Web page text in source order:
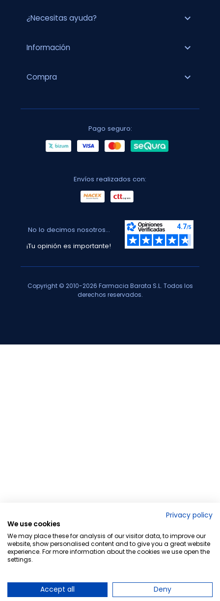
¿Necesitas ayuda? expand_more
Información expand_more
Compra expand_more
Pago seguro:
Envíos realizados con:
No lo decimos nosotros...
¡Tu opinión es importante!
Copyright © 2010-2026 Farmacia Barata S.L. Todos los
derechos reservados.
Privacy policy
We use cookies
We may place these for analysis of our visitor data, to improve our
website, show personalised content and to give you a great website
experience. For more information about the cookies we use open the
settings.
Accept all Deny